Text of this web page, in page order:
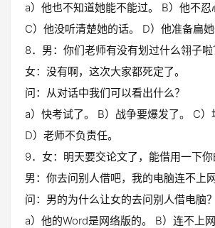
a）他也不知道她能不能过。 B）他不忍
C）他没听清楚她的话。 D）他准备扁她
8．男：你们老师有没有划过什么翎子啦
女：没有啊，这次大家都死定了。
问：从对话中我们可以看出什么？
a）快考试了。 B）战争要爆发了。 C）
D）老师不负责任。
9．女：明天要交论文了，能借用一下你
男：你去问别人借吧，我的电脑连不上网
问：男的为什么让女的去问别人借电脑？
a）他的Word是网络版的。 B）连不上